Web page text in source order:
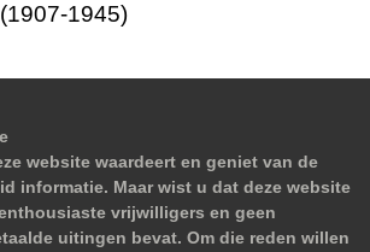
1945)
website waardeert en geniet van de
informatie. Maar wist u dat deze website
vrijwilligers en geen
uitingen bevat. Om die reden willen